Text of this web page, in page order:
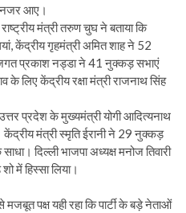
नजर आए।
मंत्री तरुण चुघ ने बताया कि
केंद्रीय गृहमंत्री अमित शाह ने 52
जगत प्रकाश नड्डा ने 41 नुक्कड़ सभाएं
के लिए केंद्रीय रक्षा मंत्री राजनाथ सिंह
प्रदेश के मुख्यमंत्री योगी आदित्यनाथ
मंत्री स्मृति ईरानी ने 29 नुक्कड़
दिल्ली भाजपा अध्यक्ष मनोज तिवारी
में हिस्सा लिया।
पक्ष यही रहा कि पार्टी के बड़े नेताओं